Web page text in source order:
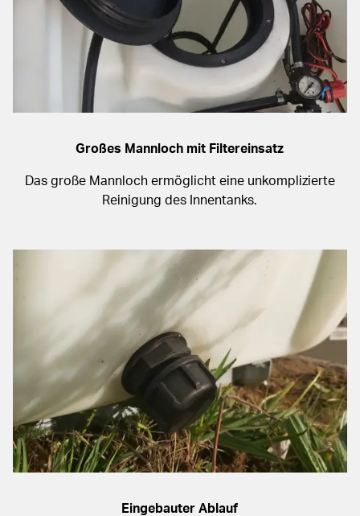
Großes Mannloch mit Filtereinsatz
Das große Mannloch ermöglicht eine unkomplizierte
Reinigung des Innentanks.
Eingebauter Ablauf